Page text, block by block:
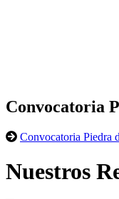
Convocatoria
Convocatoria Piedra
Nuestros